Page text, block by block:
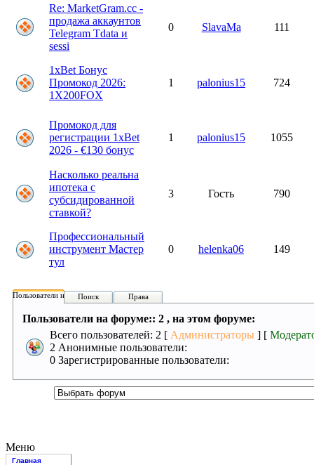
Re: MarketGram.cc -
продажа аккаунтов
Telegram Tdata и
sessi
0 SlavaMa 111
1xBet Бонус
Промокод 2026:
1X200FOX
1 palonius15 724
Промокод для
регистрации 1xBet
2026 - €130 бонус
1 palonius15 1055
Насколько реальна
ипотека с
субсидированной
ставкой?
3 Гость 790
Профессиональный
инструмент Мастер
тул
0 helenka06 149
Пользователи на форуме:
Поиск Права
Пользователи на форуме:: 2 , на этом форуме:
Всего пользователей: 2 [ Администраторы ] [
2 Анонимные пользователи:
0 Зарегистрированные пользователи:
Меню
Главная